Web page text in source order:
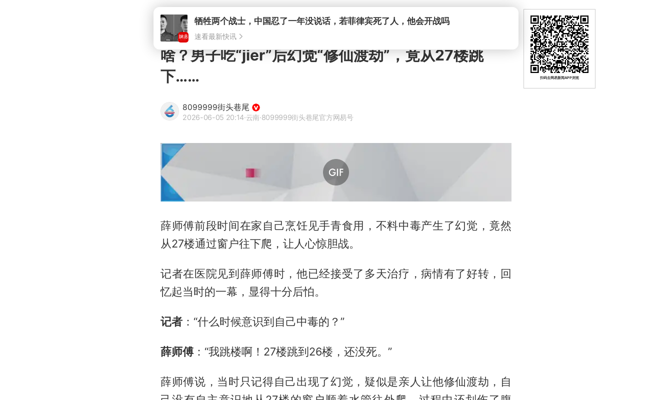
牺牲两个战士，中国忍了一年没说话，若菲律宾死了人，他会开战吗
速看最新快讯
啥？男子吃“jier”后幻觉“修仙渡劫”，竟从27楼跳
下……
8099999街头巷尾
2026-06-05 20:14·云南·8099999街头巷尾官方网易号
薛师傅前段时间在家自己烹饪见手青食用，不料中毒产生了幻觉，竟然
从27楼通过窗户往下爬，让人心惊胆战。
记者在医院见到薛师傅时，他已经接受了多天治疗，病情有了好转，回
忆起当时的一幕，显得十分后怕。
记者 ：“什么时候意识到自己中毒的？”
薛师傅：“我跳楼啊！27楼跳到26楼，还没死。”
薛师傅说，当时只记得自己出现了幻觉，疑似是亲人让他修仙渡劫，自
扫码去网易新闻APP浏览